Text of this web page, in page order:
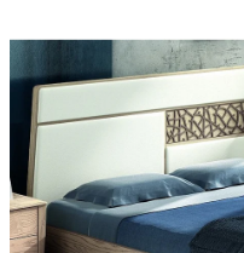
produktu
0,0
z
hvězdiček.